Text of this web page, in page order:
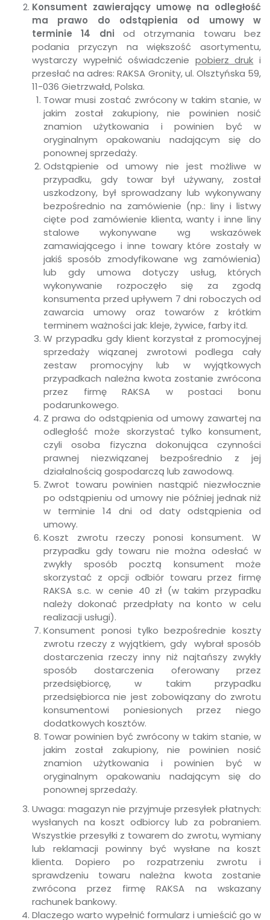
Konsument zawierający umowę na odległość
ma prawo do odstąpienia od umowy w
terminie 14 dni od otrzymania towaru bez
podania przyczyn na większość asortymentu,
wystarczy wypełnić oświadczenie pobierz druk i
przesłać na adres: RAKSA Gronity, ul. Olsztyńska 59,
11-036 Gietrzwałd, Polska.
Towar musi zostać zwrócony w takim stanie, w
jakim został zakupiony, nie powinien nosić
znamion użytkowania i powinien być w
oryginalnym opakowaniu nadającym się do
ponownej sprzedaży.
Odstąpienie od umowy nie jest możliwe w
przypadku, gdy towar był używany, został
uszkodzony, był sprowadzany lub wykonywany
bezpośrednio na zamówienie (np.: liny i listwy
cięte pod zamówienie klienta, wanty i inne liny
stalowe wykonywane wg wskazówek
zamawiającego i inne towary które zostały w
jakiś sposób zmodyfikowane wg zamówienia)
lub gdy umowa dotyczy usług, których
wykonywanie rozpoczęło się za zgodą
konsumenta przed upływem 7 dni roboczych od
zawarcia umowy oraz towarów z krótkim
terminem ważności jak: kleje, żywice, farby itd.
W przypadku gdy klient korzystał z promocyjnej
sprzedaży wiązanej zwrotowi podlega cały
zestaw promocyjny lub w wyjątkowych
przypadkach należna kwota zostanie zwrócona
przez firmę RAKSA w postaci bonu
podarunkowego.
Z prawa do odstąpienia od umowy zawartej na
odległość może skorzystać tylko konsument,
czyli osoba fizyczna dokonująca czynności
prawnej niezwiązanej bezpośrednio z jej
działalnością gospodarczą lub zawodową.
Zwrot towaru powinien nastąpić niezwłocznie
po odstąpieniu od umowy nie później jednak niż
w terminie 14 dni od daty odstąpienia od
umowy.
Koszt zwrotu rzeczy ponosi konsument. W
przypadku gdy towaru nie można odesłać w
zwykły sposób pocztą konsument może
skorzystać z opcji odbiór towaru przez firmę
RAKSA s.c. w cenie 40 zł (w takim przypadku
należy dokonać przedpłaty na konto w celu
realizacji usługi).
Konsument ponosi tylko bezpośrednie koszty
zwrotu rzeczy z wyjątkiem, gdy wybrał sposób
dostarczenia rzeczy inny niż najtańszy zwykły
sposób dostarczenia oferowany przez
przedsiębiorcę, w takim przypadku
przedsiębiorca nie jest zobowiązany do zwrotu
konsumentowi poniesionych przez niego
dodatkowych kosztów.
Towar powinien być zwrócony w takim stanie, w
jakim został zakupiony, nie powinien nosić
znamion użytkowania i powinien być w
oryginalnym opakowaniu nadającym się do
ponownej sprzedaży.
Uwaga: magazyn nie przyjmuje przesyłek płatnych:
wysłanych na koszt odbiorcy lub za pobraniem.
Wszystkie przesyłki z towarem do zwrotu, wymiany
lub reklamacji powinny być wysłane na koszt
klienta. Dopiero po rozpatrzeniu zwrotu i
sprawdzeniu towaru należna kwota zostanie
zwrócona przez firmę RAKSA na wskazany
rachunek bankowy.
Dlaczego warto wypełnić formularz i umieścić go w